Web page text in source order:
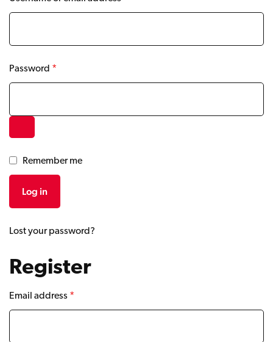
Password *
Remember me
Log in
Lost your password?
Register
Email address *